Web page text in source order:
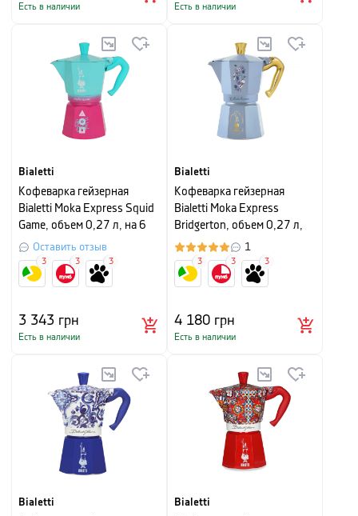
Есть в наличии Есть в наличии
Bialetti
Кофеварка гейзерная
Bialetti Moka Express Squid
Game, объем 0,27 л, на 6
чашек, розово-голубой
Оставить отзыв
3 343 грн
Есть в наличии
3 3 3
Bialetti
Кофеварка гейзерная
Bialetti Moka Express
Bridgerton, объем 0,27 л,
на 6 чашек, синий с
рисунком
1
4 180 грн
Есть в наличии
3 3 3
Bialetti
Bialetti